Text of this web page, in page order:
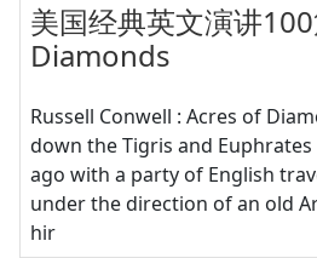
美国经典英文演讲
Diamonds
Russell Conwell : Acres of
down the Tigris and
ago with a party of English
under the direction of an old
hir